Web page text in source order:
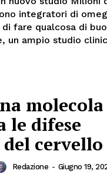
integratori di
fare qualcosa di
un ampio studio
molecola
le difese
cervello
Redazione - Giugno 19,